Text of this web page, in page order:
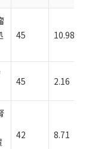
45 10.98
45 2.16
42 8.71